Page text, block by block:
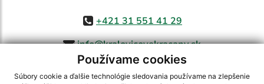
Používame cookies
Súbory cookie a ďalšie technológie sledovania používame na zlepšenie
+421 31 551 41 29
info@kralovicovekracany.sk